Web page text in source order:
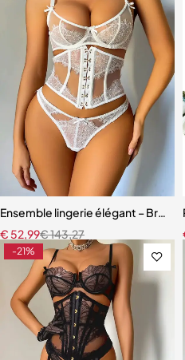
Ensemble lingerie élégant –
€143,27
€ 52,99
-21%